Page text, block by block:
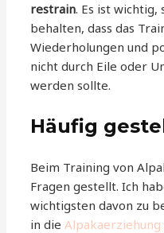
restrain. Es ist
behalten, dass das
Wiederholungen und
nicht durch Eile oder
werden sollte.
Häufig
Beim Training von
Fragen gestellt. Ich
wichtigsten davon zu
in dieAlpakaerziehung